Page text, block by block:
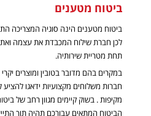
ביטוח מטענים
ביטוח מטענים הינה סוגיה המצריכה
לכן חברת שילוח המכבדת את עצמה ואת
תחת מטריית שירותיה.
במקרים בהם מדובר בטובין ומוצרים
חברות משלוחים מקצועיות ידאגו להציע
מקיפות . בשוק קיימים מגוון רחב של
הביטוח המתאים עבורכם תהיה תוך